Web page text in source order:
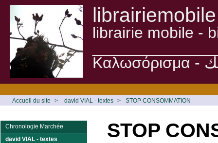
librairiemobile
librairie mobile -
Accueil du site > david VIAL - textes > STOP CONSOMMATION
STOP
Chronologie Marchée
david VIAL - textes